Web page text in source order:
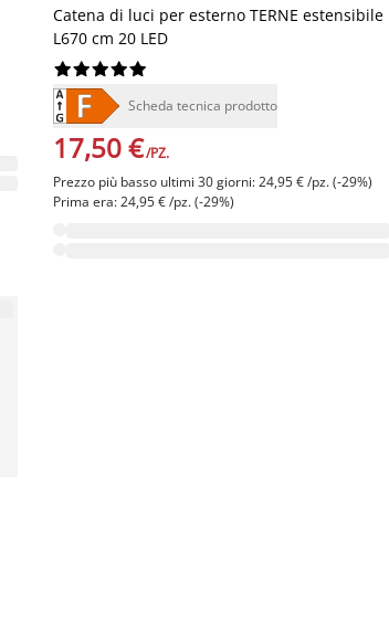
Catena di luci per esterno TERNE estensibile
L670 cm 20 LED






Scheda tecnica prodotto
17,50 €/PZ.
Prezzo più basso ultimi 30 giorni: 24,95 € /pz. (-29%)
Prima era: 24,95 € /pz. (-29%)